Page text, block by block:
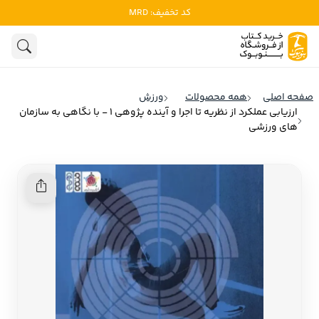
کد تخفیف: MRD
ادبیات
روانشناسی
ادبیات آمریکا
ادبیات ایتالیا
ادبیات روسیه
ادبیات آمریکای لاتین
ادبیات آلمان
ادبیات ترکیه
ادبیات آسیا
صفحه اصلی همه محصولات
ورزش
ارزیابی عملکرد از نظریه تا اجرا و آینده پژوهی 1 - با نگاهی به سازمان
های ورزشی